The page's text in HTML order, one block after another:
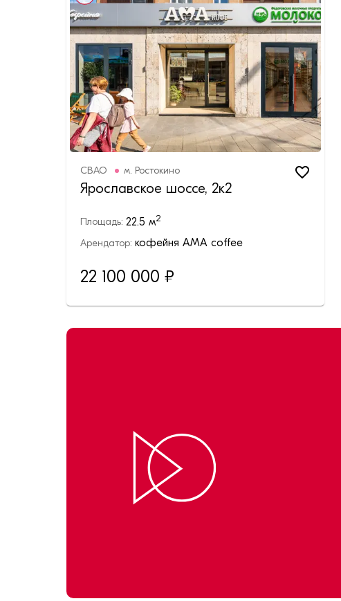
СВАО м. Ростокино
Ярославское шоссе, 2к2
Площадь: 22.5 м2
Арендатор: кофейня АМA coffee
22 100 000 ₽